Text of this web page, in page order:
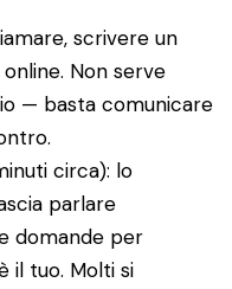
scrivere un
Non serve
— basta comunicare
circa): lo
parlare
domande per
il tuo. Molti si